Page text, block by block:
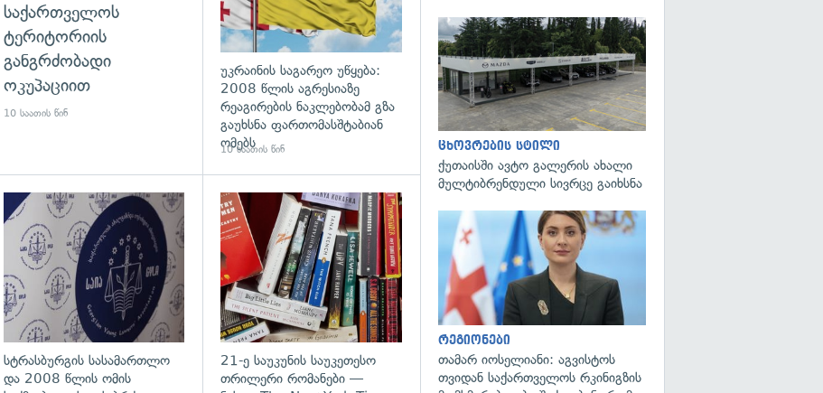
საქართველოს
ტერიტორიის
განგრძობადი
ოკუპაციით
10 საათის წინ
უკრაინის საგარეო უწყება:
2008 წლის აგრესიაზე
რეაგირების ნაკლებობამ გზა
გაუხსნა ფართომასშტაბიან
ომებს
10 საათის წინ
გადახედვა გადახედვა
სტრასბურგის სასამართლო
და 2008 წლის ომის
გადახედვა
21-ე საუკუნის საუკეთესო
თრილერი რომანები —
ცხოვრების სტილი
ქუთაისში ავტო გალერის ახალი
მულტიბრენდული სივრცე გაიხსნა
რეგიონები
თამარ იოსელიანი: აგვისტოს
თვიდან საქართველოს რკინიგზის